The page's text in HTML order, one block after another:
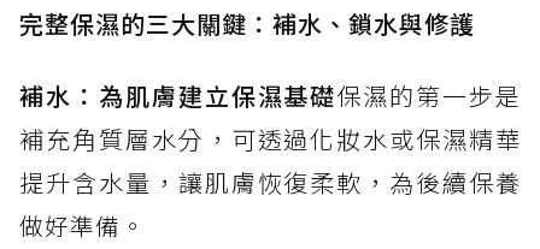
完整保濕的三大關鍵：補水、鎖水與修護
補水：為肌膚建立保濕基礎保濕的第一步是
補充角質層水分，可透過化妝水或保濕精華
提升含水量，讓肌膚恢復柔軟，為後續保養
做好準備。